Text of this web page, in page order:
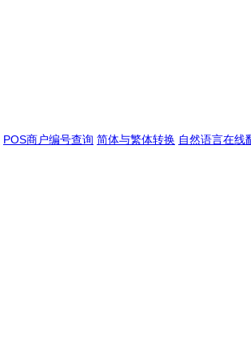
POS商户编号查询 简体与繁体转换 自然语言在线